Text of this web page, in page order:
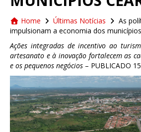
Home Últimas Notícias
As
impulsionam a economia dos
Ações integradas de incentivo ao
artesanato e à inovação fortalecem as
e os pequenos negócios – PUBLICADO